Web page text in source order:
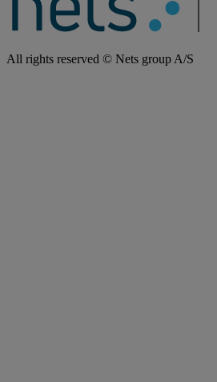
All rights reserved © Nets group A/S